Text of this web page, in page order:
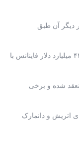
طبق اخبار و اطلاعات، در دو سال اخیر بیش از ۴۴ میلیارد دلار فاینانس با
شده و برخی
با کشورهای اتریش و دانمارک